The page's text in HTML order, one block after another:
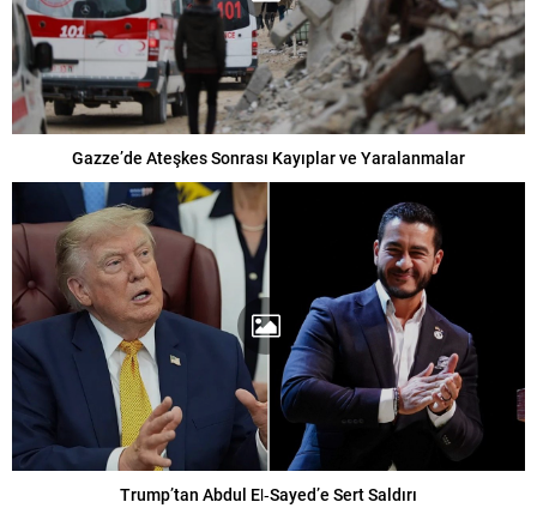
Gazze’de Ateşkes Sonrası Kayıplar ve Yaralanmalar
Trump’tan Abdul El‑Sayed’e Sert Saldırı